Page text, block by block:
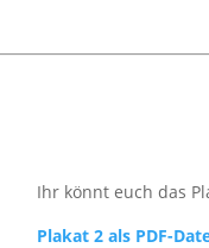
Ihr könnt euch das
Plakat 2 als PDF-